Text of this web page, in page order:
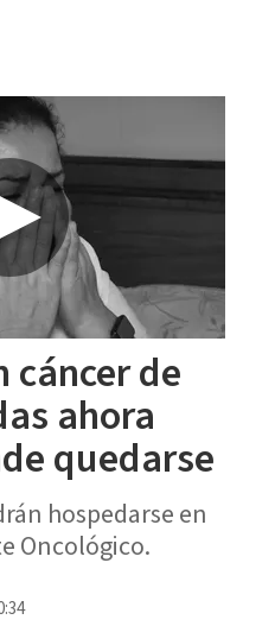
cáncer de
ahora
quedarse
hospedarse en
Oncológico.